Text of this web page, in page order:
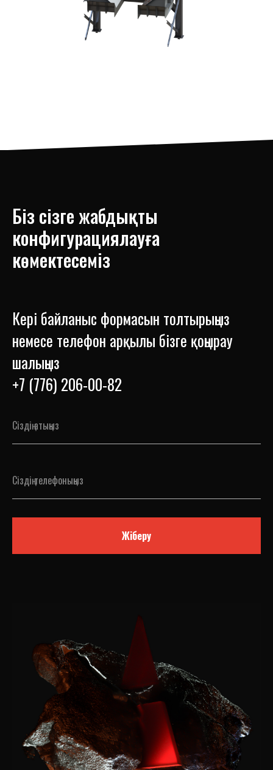
Біз сізге жабдықты
конфигурациялауға
көмектесеміз
Кері байланыс формасын толтырыңыз
немесе телефон арқылы бізге қоңырау
шалыңыз
+7 (776) 206-00-82
Жіберу